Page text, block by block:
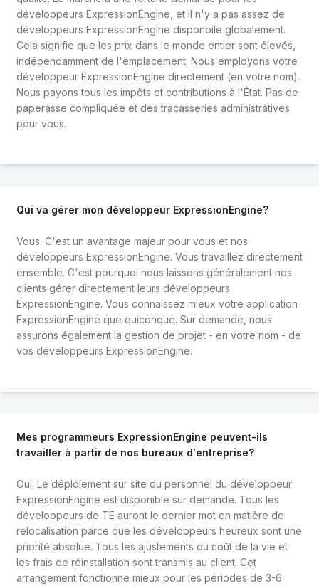
développeurs ExpressionEngine, et il n'y a pas assez de
développeurs ExpressionEngine disponbile globalement.
Cela signifie que les prix dans le monde entier sont élevés,
indépendamment de l'emplacement. Nous employons votre
développeur ExpressionEngine directement (en votre nom).
Nous payons tous les impôts et contributions à l'État. Pas de
paperasse compliquée et des tracasseries administratives
pour vous.
Qui va gérer mon développeur ExpressionEngine?
Vous. C'est un avantage majeur pour vous et nos
développeurs ExpressionEngine. Vous travaillez directement
ensemble. C'est pourquoi nous laissons généralement nos
clients gérer directement leurs développeurs
ExpressionEngine. Vous connaissez mieux votre application
ExpressionEngine que quiconque. Sur demande, nous
assurons également la gestion de projet - en votre nom - de
vos développeurs ExpressionEngine.
Mes programmeurs ExpressionEngine peuvent-ils
travailler à partir de nos bureaux d'entreprise?
Oui. Le déploiement sur site du personnel du développeur
ExpressionEngine est disponible sur demande. Tous les
développeurs de TE auront le dernier mot en matière de
relocalisation parce que les développeurs heureux sont une
priorité absolue. Tous les ajustements du coût de la vie et
les frais de réinstallation sont transmis au client. Cet
arrangement fonctionne mieux pour les périodes de 3-6